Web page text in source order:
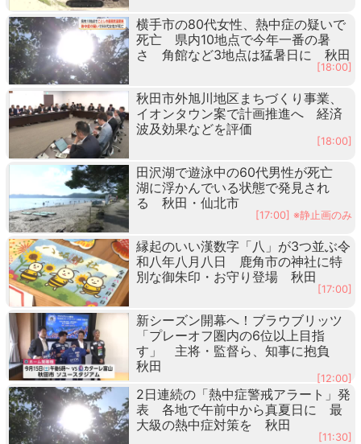
横手市の80代女性、熱中症の疑いで
死亡 県内10地点で今年一番の暑
さ 角館など3地点は猛暑日に 秋田
[18:00]
秋田市外旭川地区まちづくり事業、
イオンタウン案で計画推進へ 経済
波及効果などを評価
[18:00]
田沢湖で遊泳中の60代男性が死亡
湖に浮かんでいる状態で発見され
る 秋田・仙北市
[17:00] ※静止画のみ
縁起のいい漢数字「八」が3つ並ぶ令
和八年八月八日 鹿角市の神社に特
別な御朱印・お守り登場 秋田
[17:00]
新シーズン開幕へ！ブラウブリッツ
「プレーオフ圏内の6位以上目指
す」 主将・監督ら、知事に抱負
秋田
[12:00]
2日連続の「熱中症警戒アラート」発
表 各地で午前中から真夏日に 最
大級の熱中症対策を 秋田
[11:30]